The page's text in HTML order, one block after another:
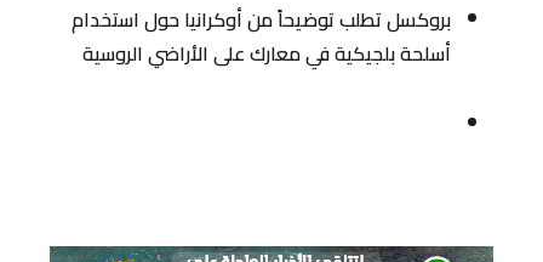
بروكسل تطلب توضيحاً من أوكرانيا حول استخدام
أسلحة بلجيكية في معارك على الأراضي الروسية